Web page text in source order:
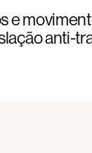
e
anti-